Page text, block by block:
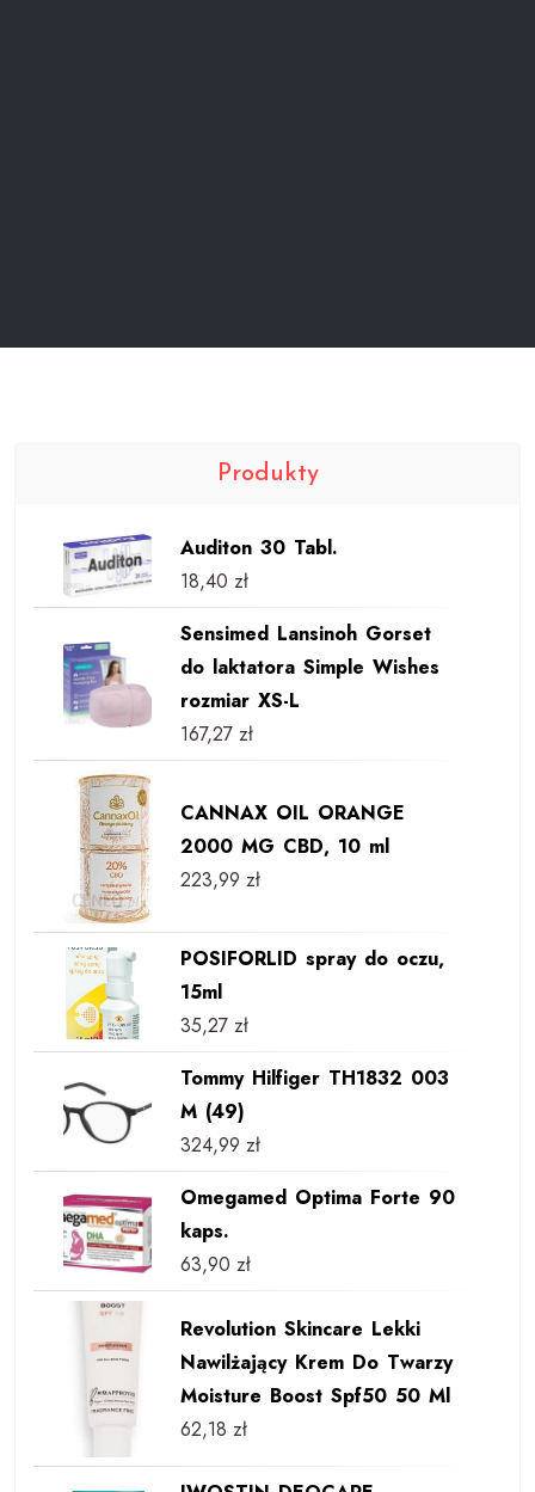
Produkty
Auditon 30 Tabl.
18,40 zł
Sensimed Lansinoh Gorset
do laktatora Simple Wishes
rozmiar XS-L
167,27 zł
CANNAX OIL ORANGE
2000 MG CBD, 10 ml
223,99 zł
POSIFORLID spray do oczu,
15ml
35,27 zł
Tommy Hilfiger TH1832 003
M (49)
324,99 zł
Omegamed Optima Forte 90
kaps.
63,90 zł
Revolution Skincare Lekki
Nawilżający Krem Do Twarzy
Moisture Boost Spf50 50 Ml
62,18 zł